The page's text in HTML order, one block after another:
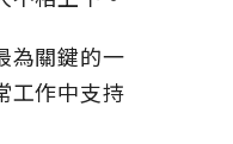
為關鍵的一
工作中支持